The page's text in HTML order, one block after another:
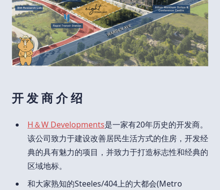
开 发 商 介 绍
H＆W Developments是一家有20年历史的开发商。
该公司致力于建设改善居民生活方式的住房，开发经
典的具有魅力的项目，并致力于打造标志性和经典的
区域地标。
和大家熟知的Steeles/404上的大都会(Metro